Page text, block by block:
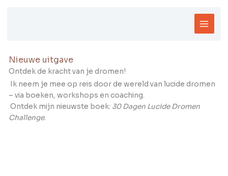
Nieuwe uitgave
Ontdek de kracht van je dromen!
Ik neem je mee op reis door de wereld van lucide dromen
– via boeken, workshops en coaching.
Ontdek mijn nieuwste boek: 30 Dagen Lucide Dromen
Challenge.